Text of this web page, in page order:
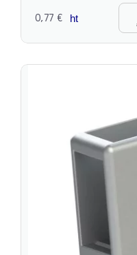
0,77 € ht